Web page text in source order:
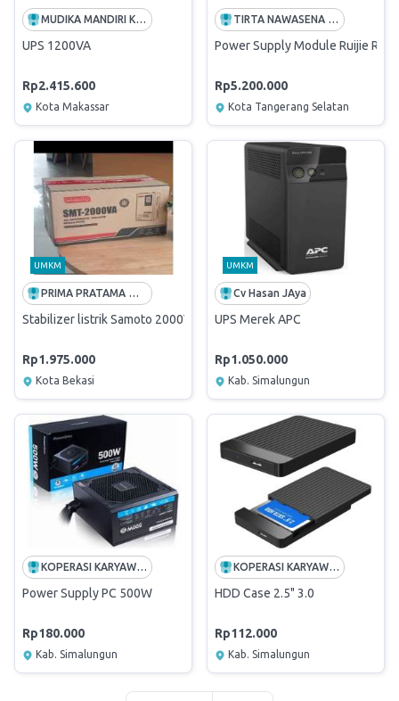
MUDIKA MANDIRI KARYA
UPS 1200VA
Rp2.415.600
Kota Makassar
TIRTA NAWASENA TEKNOLOGI
Power Supply Module Ruijie RG-
Rp5.200.000
Kota Tangerang Selatan
UMKM
PRIMA PRATAMA MANDIRI
Stabilizer listrik Samoto 2000VA
Rp1.975.000
Kota Bekasi
UMKM
Cv Hasan JAya
UPS Merek APC
Rp1.050.000
Kab. Simalungun
KOPERASI KARYAWAN TENERA
Power Supply PC 500W
Rp180.000
Kab. Simalungun
KOPERASI KARYAWAN TENERA
HDD Case 2.5" 3.0
Rp112.000
Kab. Simalungun